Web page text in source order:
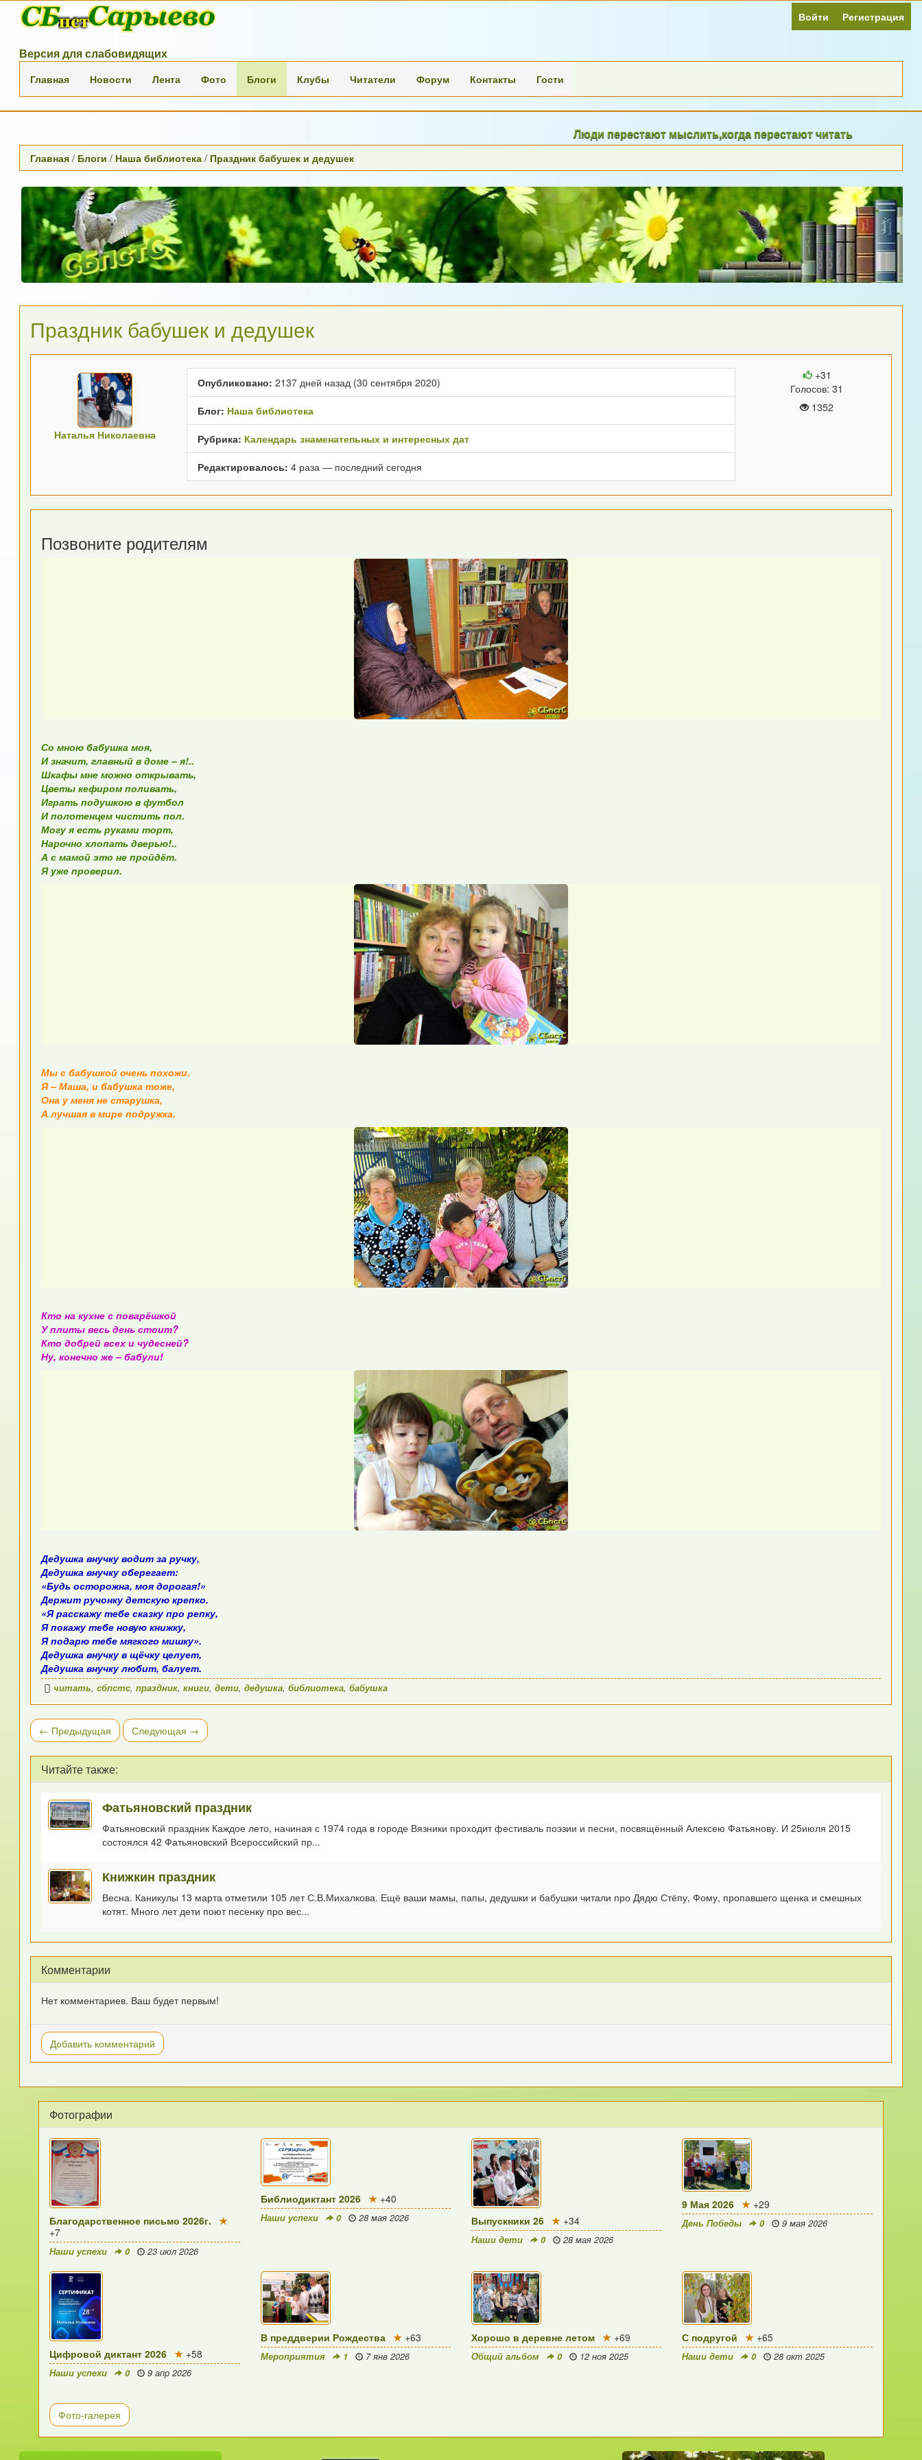
Войти Регистрация
Версия для слабовидящих
Главная Новости Лента Фото Блоги Клубы Читатели Форум Контакты Гости
Люди перестают мыслить,когда перестают читать
Главная / Блоги / Наша библиотека / Праздник бабушек и дедушек
Праздник бабушек и дедушек
Наталья Николаевна
Опубликовано: 2137 дней назад (30 сентября 2020)
Блог: Наша библиотека
Рубрика: Календарь знаменатепьных и интересных дат
Редактировалось: 4 раза — последний сегодня
+31
Голосов: 31
1352
Позвоните родителям
Со мною бабушка моя,
И значит, главный в доме – я!..
Шкафы мне можно открывать,
Цветы кефиром поливать,
Играть подушкою в футбол
И полотенцем чистить пол.
Могу я есть руками торт,
Нарочно хлопать дверью!..
А с мамой это не пройдёт.
Я уже проверил.
Мы с бабушкой очень похожи.
Я – Маша, и бабушка тоже,
Она у меня не старушка,
А лучшая в мире подружка.
Кто на кухне с поварёшкой
У плиты весь день стоит?
Кто добрей всех и чудесней?
Ну, конечно же – бабули!
Дедушка внучку водит за ручку,
Дедушка внучку оберегает:
«Будь осторожна, моя дорогая!»
Держит ручонку детскую крепко.
«Я расскажу тебе сказку про репку,
Я покажу тебе новую книжку,
Я подарю тебе мягкого мишку».
Дедушка внучку в щёчку целует,
Дедушка внучку любит, балует.
читать,сбпстс,праздник,книги,дети,дедушка,библиотека,бабушка
← Предыдущая Следующая →
Читайте также:
Фатьяновский праздник
Фатьяновский праздник Каждое лето, начиная с 1974 года в городе Вязники проходит фестиваль поэзии и песни, посвящённый Алексею Фатьянову. И 25июля 2015
состоялся 42 Фатьяновский Всероссийский пр...
Книжкин праздник
Весна. Каникулы 13 марта отметили 105 лет С.В.Михалкова. Ещё ваши мамы, папы, дедушки и бабушки читали про Дядю Стёпу, Фому, пропавшего щенка и смешных
котят. Много лет дети поют песенку про вес...
Комментарии
Нет комментариев. Ваш будет первым!
Добавить комментарий
Фотографии
Благодарственное письмо 2026г.
+7
Наши успехи 0 23 июл 2026
Библиодиктант 2026 +40
Наши успехи 0 28 мая 2026 Выпускники 26 +34
Наши дети 0 28 мая 2026
9 Мая 2026 +29
День Победы 0 9 мая 2026
Цифровой диктант 2026 +58
Наши успехи 0 9 апр 2026
В преддверии Рождества +63
Мероприятия 1 7 янв 2026
Хорошо в деревне летом +69
Общий альбом 0 12 ноя 2025
С подругой +65
Наши дети 0 28 окт 2025
Фото-галерея